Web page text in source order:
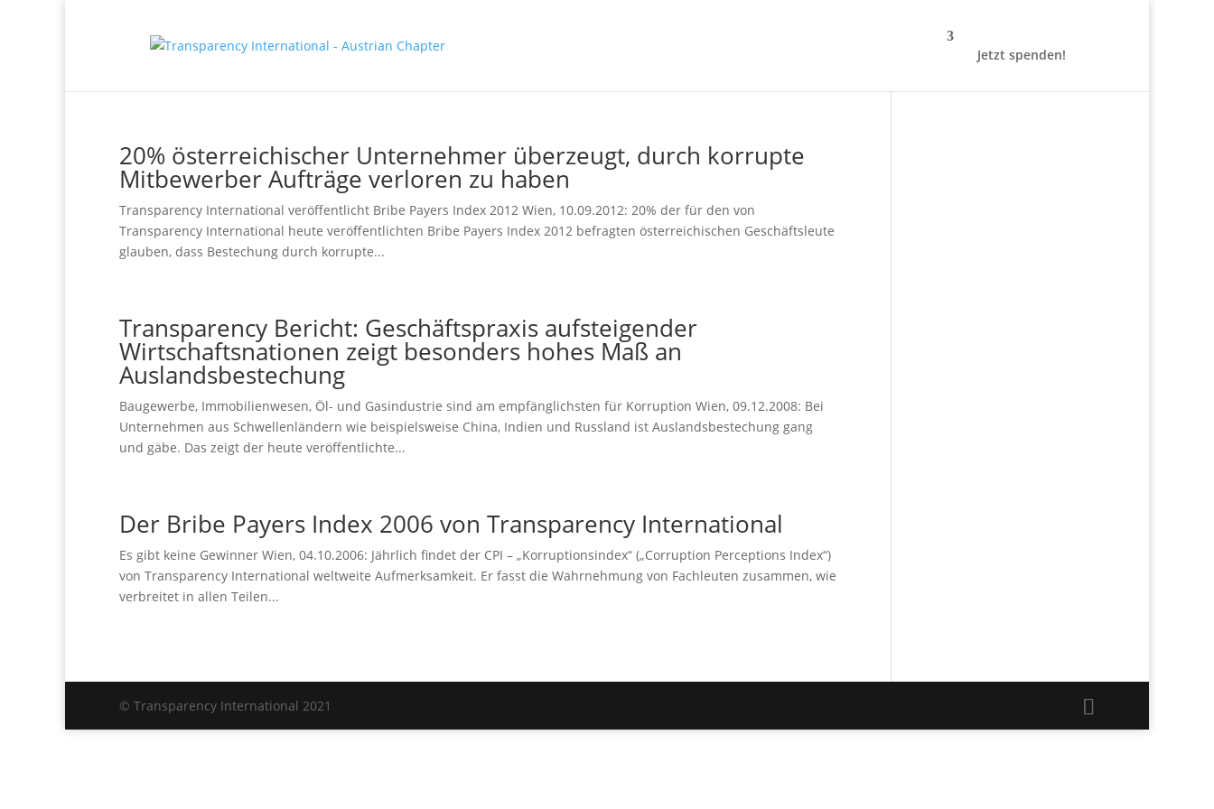
Jetzt spenden!
20% österreichischer Unternehmer überzeugt, durch korrupte
Mitbewerber Aufträge verloren zu haben
Transparency International veröffentlicht Bribe Payers Index 2012 Wien, 10.09.2012: 20% der für den von
Transparency International heute veröffentlichten Bribe Payers Index 2012 befragten österreichischen Geschäftsleute
glauben, dass Bestechung durch korrupte...
Transparency Bericht: Geschäftspraxis aufsteigender
Wirtschaftsnationen zeigt besonders hohes Maß an
Auslandsbestechung
Baugewerbe, Immobilienwesen, Öl- und Gasindustrie sind am empfänglichsten für Korruption Wien, 09.12.2008: Bei
Unternehmen aus Schwellenländern wie beispielsweise China, Indien und Russland ist Auslandsbestechung gang
und gäbe. Das zeigt der heute veröffentlichte...
Der Bribe Payers Index 2006 von Transparency International
Es gibt keine Gewinner Wien, 04.10.2006: Jährlich findet der CPI – „Korruptionsindex“ („Corruption Perceptions Index“)
von Transparency International weltweite Aufmerksamkeit. Er fasst die Wahrnehmung von Fachleuten zusammen, wie
verbreitet in allen Teilen...
© Transparency International 2021